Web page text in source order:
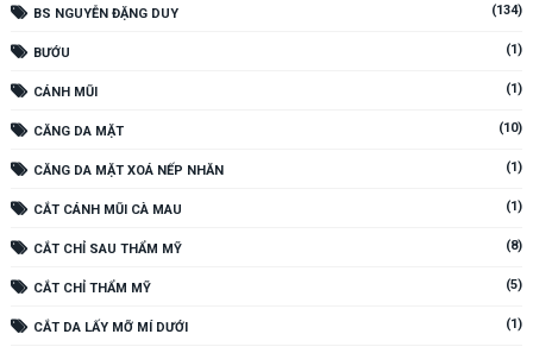
BS NGUYỄN ĐẶNG DUY (134)
BƯỚU (1)
CÁNH MŨI (1)
CĂNG DA MẶT (10)
CĂNG DA MẶT XOÁ NẾP NHĂN (1)
CẮT CÁNH MŨI CÀ MAU (1)
CẮT CHỈ SAU THẨM MỸ (8)
CẮT CHỈ THẨM MỸ (5)
CẮT DA LẤY MỠ MÍ DƯỚI (1)